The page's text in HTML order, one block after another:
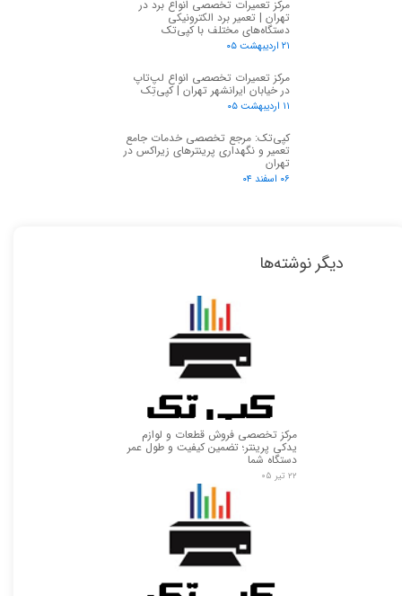
مرکز تعمیرات تخصصی انواع برد در
تهران | تعمیر برد الکترونیکی
دستگاه‌های مختلف با کپی‌تک
۲۱ اردیبهشت ۰۵
مرکز تعمیرات تخصصی انواع لپ‌تاپ
در خیابان ایرانشهر تهران | کپی‌تِک
۱۱ اردیبهشت ۰۵
کپی‌تک: مرجع تخصصی خدمات جامع
تعمیر و نگهداری پرینترهای زیراکس در
تهران
۰۶ اسفند ۰۴
دیگر نوشته‌ها
مرکز تخصصی فروش قطعات و لوازم
یدکی پرینتر؛ تضمین کیفیت و طول عمر
دستگاه شما
۲۲ تیر ۰۵